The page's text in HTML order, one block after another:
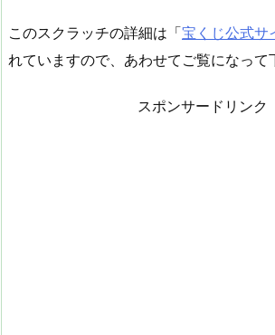
このスクラッチの詳細は「宝くじ公式サ
れていますので、あわせてご覧になって
スポンサードリンク